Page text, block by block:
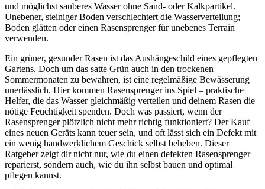
und möglichst sauberes Wasser ohne Sand- oder Kalkpartikel.
Unebener, steiniger Boden verschlechtert die Wasserverteilung;
Boden glätten oder einen Rasensprenger für unebenes Terrain
verwenden.
Ein grüner, gesunder Rasen ist das Aushängeschild eines gepflegten
Gartens. Doch um das satte Grün auch in den trockenen
Sommermonaten zu bewahren, ist eine regelmäßige Bewässerung
unerlässlich. Hier kommen Rasensprenger ins Spiel – praktische
Helfer, die das Wasser gleichmäßig verteilen und deinem Rasen die
nötige Feuchtigkeit spenden. Doch was passiert, wenn der
Rasensprenger plötzlich nicht mehr richtig funktioniert? Der Kauf
eines neuen Geräts kann teuer sein, und oft lässt sich ein Defekt mit
ein wenig handwerklichem Geschick selbst beheben. Dieser
Ratgeber zeigt dir nicht nur, wie du einen defekten Rasensprenger
reparierst, sondern auch, wie du ihn selbst bauen und optimal
pflegen kannst.